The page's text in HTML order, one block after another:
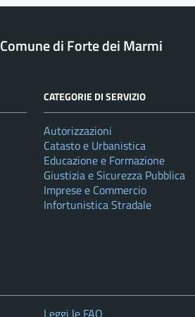
Comune di Forte dei Marmi
CATEGORIE DI SERVIZIO
Autorizzazioni
Catasto e Urbanistica
Educazione e Formazione
Giustizia e Sicurezza Pubblica
Imprese e Commercio
Infortunistica Stradale
Leggi le FAQ